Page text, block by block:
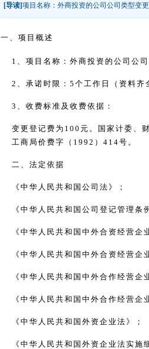
[导读]项目名称：外商投资的公司公司类型变
一、项目概述
1 、项目名称：外商投资的公司公
2 、承诺时限： 5 个工作日（资料齐
3 、收费标准及收费依据：
变更登记费为 100 元。国家计委、
工商局价费字（ 1992 ） 414号。
二、法定依据
《中华人民共和国公司法》；
《中华人民共和国公司登记管理条
《中华人民共和国中外合资经营企
《中华人民共和国中外合资经营企
《中华人民共和国中外合作经营企
《中华人民共和国中外合作经营企
《中华人民共和国外资企业法》；
《中华人民共和国外资企业法实施